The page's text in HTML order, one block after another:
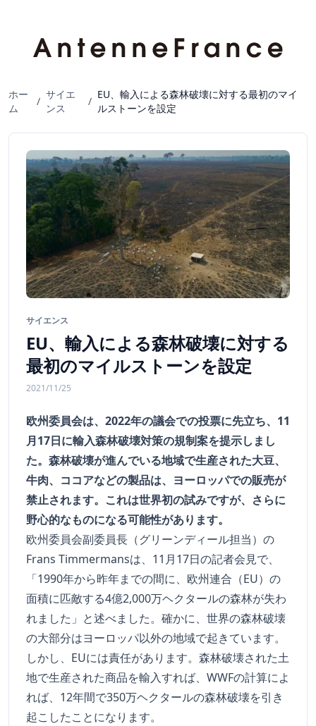
ホー
ム
/
サイエ
ンス
/
EU、輸入による森林破壊に対する最初のマイ
ルストーンを設定
サイエンス
EU、輸入による森林破壊に対する
最初のマイルストーンを設定
2021/11/25
欧州委員会は、2022年の議会での投票に先立ち、11
月17日に輸入森林破壊対策の規制案を提示しまし
た。森林破壊が進んでいる地域で生産された大豆、
牛肉、ココアなどの製品は、ヨーロッパでの販売が
禁止されます。これは世界初の試みですが、さらに
野心的なものになる可能性があります。
欧州委員会副委員長（グリーンディール担当）の
Frans Timmermansは、11月17日の記者会見で、
「1990年から昨年までの間に、欧州連合（EU）の
面積に匹敵する4億2,000万ヘクタールの森林が失わ
れました」と述べました。確かに、世界の森林破壊
の大部分はヨーロッパ以外の地域で起きています。
しかし、EUには責任があります。森林破壊された土
地で生産された商品を輸入すれば、WWFの計算によ
れば、12年間で350万ヘクタールの森林破壊を引き
起こしたことになります。